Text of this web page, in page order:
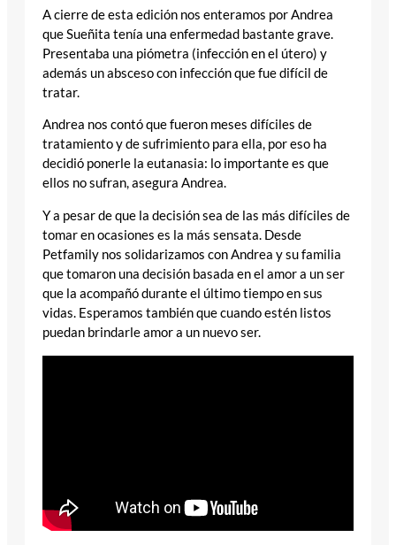
A cierre de esta edición nos enteramos por Andrea
que Sueñita tenía una enfermedad bastante grave.
Presentaba una piómetra (infección en el útero) y
además un absceso con infección que fue difícil de
tratar.
Andrea nos contó que fueron meses difíciles de
tratamiento y de sufrimiento para ella, por eso ha
decidió ponerle la eutanasia: lo importante es que
ellos no sufran, asegura Andrea.
Y a pesar de que la decisión sea de las más difíciles de
tomar en ocasiones es la más sensata. Desde
Petfamily nos solidarizamos con Andrea y su familia
que tomaron una decisión basada en el amor a un ser
que la acompañó durante el último tiempo en sus
vidas. Esperamos también que cuando estén listos
puedan brindarle amor a un nuevo ser.